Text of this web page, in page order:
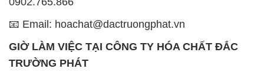
được tổ chức như sau:
Thứ 2 đến thứ 6: Buổi sáng: từ 8h đến 11h – Buổi
chiều: từ 12h30 đến 17h